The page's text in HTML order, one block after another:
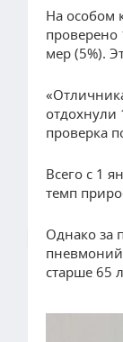
На особом
мер (5%).
отдохнули
проверка
Всего с 1
темп
Однако за
пневмоний
старше 65